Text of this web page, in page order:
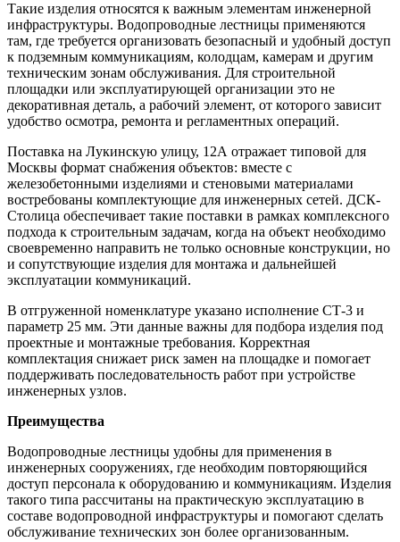
Такие изделия относятся к важным элементам инженерной
инфраструктуры. Водопроводные лестницы применяются
там, где требуется организовать безопасный и удобный доступ
к подземным коммуникациям, колодцам, камерам и другим
техническим зонам обслуживания. Для строительной
площадки или эксплуатирующей организации это не
декоративная деталь, а рабочий элемент, от которого зависит
удобство осмотра, ремонта и регламентных операций.
Поставка на Лукинскую улицу, 12А отражает типовой для
Москвы формат снабжения объектов: вместе с
железобетонными изделиями и стеновыми материалами
востребованы комплектующие для инженерных сетей. ДСК-
Столица обеспечивает такие поставки в рамках комплексного
подхода к строительным задачам, когда на объект необходимо
своевременно направить не только основные конструкции, но
и сопутствующие изделия для монтажа и дальнейшей
эксплуатации коммуникаций.
В отгруженной номенклатуре указано исполнение СТ-3 и
параметр 25 мм. Эти данные важны для подбора изделия под
проектные и монтажные требования. Корректная
комплектация снижает риск замен на площадке и помогает
поддерживать последовательность работ при устройстве
инженерных узлов.
Преимущества
Водопроводные лестницы удобны для применения в
инженерных сооружениях, где необходим повторяющийся
доступ персонала к оборудованию и коммуникациям. Изделия
такого типа рассчитаны на практическую эксплуатацию в
составе водопроводной инфраструктуры и помогают сделать
обслуживание технических зон более организованным.